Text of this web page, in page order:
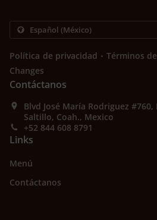
Política de privacidad . Términos
Changes
Contáctanos
Blvd José María Rodriguez
Saltillo, Coah., Mexico
+52 844 608 8791
Links
Menú
Contáctanos